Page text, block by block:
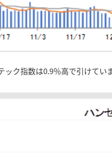
ック指数は0.9％高で引けてい